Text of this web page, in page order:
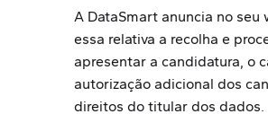
A DataSmart anuncia no
essa relativa a recolha e
apresentar a candidatura, o
autorização adicional dos
direitos do titular dos dados.